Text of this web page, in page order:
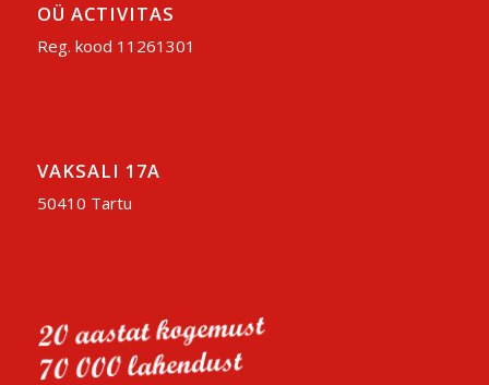
OÜ ACTIVITAS
Reg. kood 11261301
VAKSALI 17A
50410 Tartu